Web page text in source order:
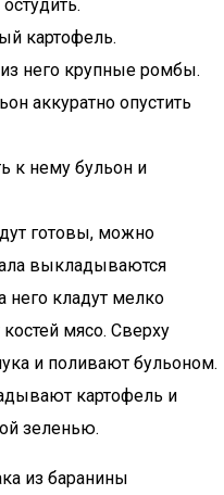
картофель.
из него крупные ромбы.
аккуратно опустить
к нему бульон и
готовы, можно
выкладываются
него кладут мелко
мясо. Сверху
и поливают бульоном.
картофель и
зеленью.
из баранины